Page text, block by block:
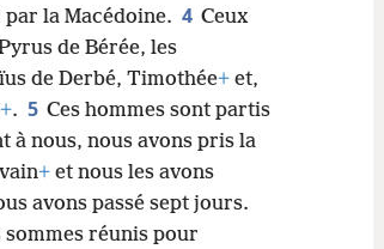
la Macédoine. 4 Ceux
de Bérée, les
de Derbé, Timothée+ et,
+. 5 Ces hommes sont partis
à nous, nous avons pris la
+ et nous les avons
avons passé sept jours.
réunis pour